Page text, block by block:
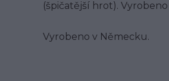
(špičatější hrot).
Vyrobeno v Německu.